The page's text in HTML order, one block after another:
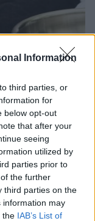
Information
third parties, or
for
below opt-out
that after your
seeing
utilized by
parties prior to
the further
third parties on the
information may
the IAB’s List of